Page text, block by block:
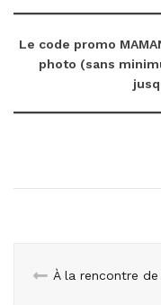
Le code promo
photo (sans